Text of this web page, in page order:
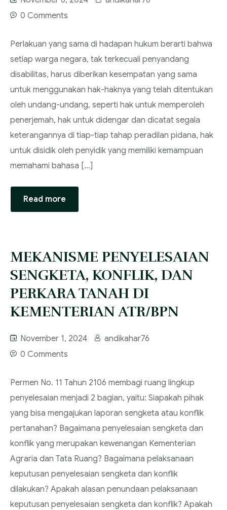
0 Comments
Perlakuan yang sama di hadapan hukum berarti bahwa
setiap warga negara, tak terkecuali penyandang
disabilitas, harus diberikan kesempatan yang sama
untuk menggunakan hak-haknya yang telah ditentukan
oleh undang-undang, seperti hak untuk memperoleh
penerjemah, hak untuk didengar dan dicatat segala
keterangannya di tiap-tiap tahap peradilan pidana, hak
untuk disidik oleh penyidik yang memiliki kemampuan
memahami bahasa […]
Read more
MEKANISME PENYELESAIAN
SENGKETA, KONFLIK, DAN
PERKARA TANAH DI
KEMENTERIAN ATR/BPN
November 1, 2024
andikahar76
0 Comments
Permen No. 11 Tahun 2106 membagi ruang lingkup
penyelesaian menjadi 2 bagian, yaitu: Siapakah pihak
yang bisa mengajukan laporan sengketa atau konflik
pertanahan? Bagaimana penyelesaian sengketa dan
konflik yang merupakan kewenangan Kementerian
Agraria dan Tata Ruang? Bagaimana pelaksanaan
keputusan penyelesaian sengketa dan konflik
dilakukan? Apakah alasan penundaan pelaksanaan
keputusan penyelesaian sengketa dan konflik? Apakah